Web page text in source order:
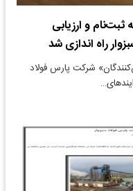
ثبت‌نام و ارزیابی
راه اندازی شد
شرکت پارس فولاد